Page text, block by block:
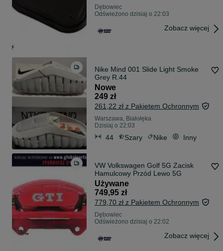
Dębowiec
Odświeżono dzisiaj o 22:03
Zobacz więcej
Nike Mind 001 Slide Light Smoke
Grey R.44
Nowe
249 zł
261,22 zł z Pakietem Ochronnym
Warszawa, Białołęka
Dzisiaj o 22:03
44 Szary Nike Inny
VW Volkswagen Golf 5G Zacisk
Hamulcowy Przód Lewo 5G
Używane
749,95 zł
779,70 zł z Pakietem Ochronnym
Dębowiec
Odświeżono dzisiaj o 22:02
Zobacz więcej